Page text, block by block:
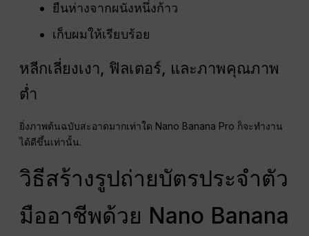
ยืนห่างจากผนังหนึ่งก้าว
เก็บผมให้เรียบร้อย
หลีกเลี่ยงเงา, ฟิลเตอร์, และภาพคุณภาพ
ต่ำ
ยิ่งภาพต้นฉบับสะอาดมากเท่าใด Nano Banana Pro ก็จะทำงาน
ได้ดีขึ้นเท่านั้น.
วิธีสร้างรูปถ่ายบัตรประจำตัว
มืออาชีพด้วย Nano Banana